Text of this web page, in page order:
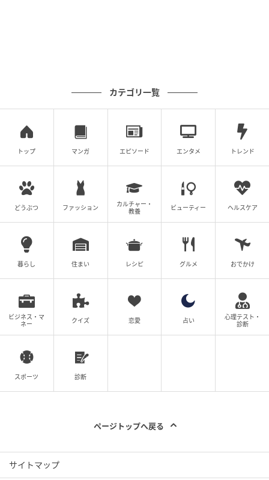
shirt by ALBERTE LYKKE SMED, skirt by MAISON MARGIELA, shoes by
DOLCE&GABBANA, headdress by RONJA KRUUS, bag by COPERNI
カテゴリ一覧
トップ マンガ エピソード エンタメ トレンド
どうぶつ ファッション
カルチャー・
教養
ビューティー ヘルスケア
暮らし 住まい レシピ グルメ おでかけ
ビジネス・マ
ネー
クイズ 恋愛 占い
心理テスト・
診断
スポーツ 診断
ページトップへ戻る
サイトマップ